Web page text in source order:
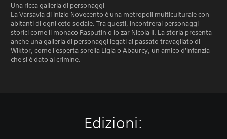
Una ricca galleria di personaggi
La Varsavia di inizio Novecento è una metropoli multiculturale con
abitanti di ogni ceto sociale. Tra questi, incontrerai personaggi
storici come il monaco Rasputin o lo zar Nicola II. La storia presenta
anche una galleria di personaggi legati al passato travagliato di
Wiktor, come l'esperta sorella Ligia o Abaurcy, un amico d'infanzia
che si è dato al crimine.
Edizioni: